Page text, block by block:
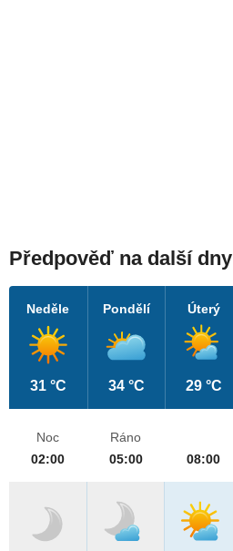
Předpověď na další dny
Neděle
31 °C
Pondělí
34 °C
Úterý
29 °C
Noc
02:00
Ráno
05:00
08:00